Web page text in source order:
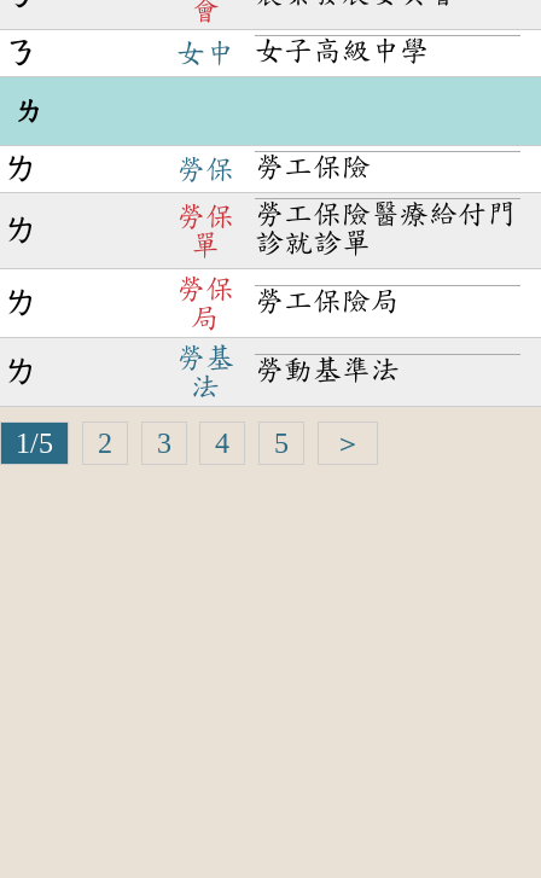
會
ㄋ 女中 女子高級中學
ㄌ
ㄌ 勞保 勞工保險
ㄌ
勞保
單
勞工保險醫療給付門
診就診單
ㄌ
勞保
局
勞工保險局
ㄌ
勞基
法
勞動基準法
1/5 2 3 4 5 ＞